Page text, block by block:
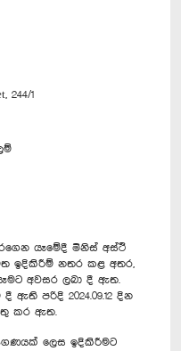
244/1
යෑමේදී මිනිස් අස්ථි
ඉදිකිරීම් නතර කළ අතර,
අවසර ලබා දී ඇත.
ඇති පරිදි 2024.09.12 දින
කර ඇත.
ලෙස ඉදිකිරීමට